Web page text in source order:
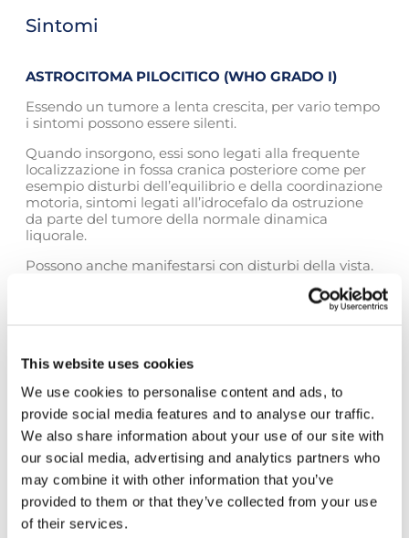
This website uses cookies
We use cookies to personalise content and ads, to
provide social media features and to analyse our traffic.
We also share information about your use of our site with
our social media, advertising and analytics partners who
may combine it with other information that you’ve
provided to them or that they’ve collected from your use
of their services.
Sintomi
ASTROCITOMA PILOCITICO (WHO GRADO I)
Essendo un tumore a lenta crescita, per vario tempo
i sintomi possono essere silenti.
Quando insorgono, essi sono legati alla frequente
localizzazione in fossa cranica posteriore come per
esempio disturbi dell’equilibrio e della coordinazione
motoria, sintomi legati all’idrocefalo da ostruzione
da parte del tumore della normale dinamica
liquorale.
Possono anche manifestarsi con disturbi della vista.
EPENDIMOMA DI BASSO GRADO (WHO GRADO II)
compressione diretta delle strutture cerebellari
(disturbi dell’equilibrio e della coordinazione
motoria) sia all’insorgenza di idrocefalo come
conseguenza dell’ostruzione della dinamica
liquorale.
GLIOMI DI BASSO GRADO (WHO GRADO II)
I sintomi sono legati alla sede d’insorgenza del
tumore, spesso l’esordio consiste in una crisi
epilettica.